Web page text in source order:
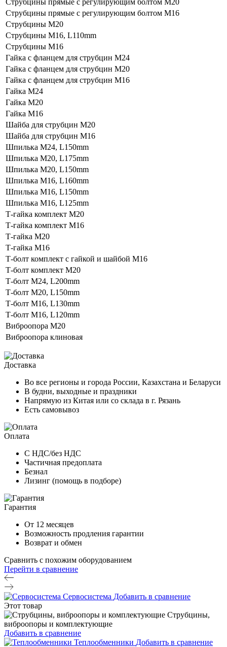
Струбцины прямые с регулирующим болтом М16
Струбцины М20
Струбцины М16, L110mm
Струбцины М16
Гайка с фланцем для струбцин М24
Гайка с фланцем для струбцин М20
Гайка с фланцем для струбцин М16
Гайка М24
Гайка М20
Гайка М16
Шайба для струбцин М20
Шайба для струбцин М16
Шпилька М24, L150mm
Шпилька М20, L175mm
Шпилька М20, L150mm
Шпилька М16, L160mm
Шпилька М16, L150mm
Шпилька М16, L125mm
Т-гайка комплект М20
Т-гайка комплект М16
Т-гайка М20
Т-гайка М16
Т-болт комплект с гайкой и шайбой M16
Т-болт комплект М20
Т-болт М24, L200mm
Т-болт М20, L150mm
Т-болт М16, L130mm
Т-болт М16, L120mm
Виброопора М20
Виброопора клиновая
Доставка
Во все регионы и города России, Казахстана и Беларуси
В будни, выходные и праздники
Напрямую из Китая или со склада в г. Рязань
Есть самовывоз
Оплата
С НДС/без НДС
Частичная предоплата
Безнал
Лизинг (помощь в подборе)
Гарантия
От 12 месяцев
Возможность продления гарантии
Возврат и обмен
Сравнить с похожим оборудованием
Перейти в сравнение
Сервосистема Добавить в сравнение
Этот товар
Струбцины,
виброопоры и комплектующие
Добавить в сравнение
Теплообменники Добавить в сравнение